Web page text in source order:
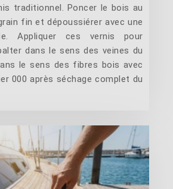
traditionnel. Poncer le bois au
fin et dépoussiérer avec une
Appliquer ces vernis pour
dans le sens des veines du
le sens des fibres bois avec
000 après séchage complet du